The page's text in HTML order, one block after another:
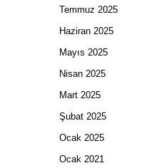
Temmuz 2025
Haziran 2025
Mayıs 2025
Nisan 2025
Mart 2025
Şubat 2025
Ocak 2025
Ocak 2021